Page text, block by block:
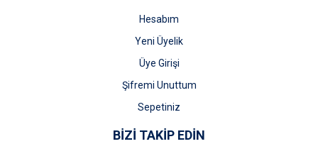
Hesabım
Yeni Üyelik
Üye Girişi
Şifremi Unuttum
Sepetiniz
BİZİ TAKİP EDİN